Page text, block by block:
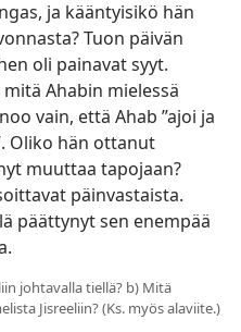
ja kääntyisikö hän
Tuon päivän
oli painavat syyt.
Ahabin mielessä
vain, että Ahab ”ajoi ja
Oliko hän ottanut
muuttaa tapojaan?
päinvastaista.
päättynyt sen enempää
johtavalla tiellä? b) Mitä
Jisreeliin? (Ks. myös alaviite.)